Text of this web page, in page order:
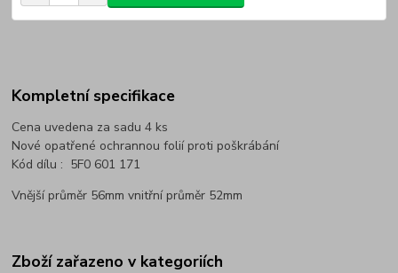
Kompletní specifikace
Cena uvedena za sadu 4 ks
Nové opatřené ochrannou folií proti poškrábání
Kód dílu : 5F0 601 171
Vnější průměr 56mm vnitřní průměr 52mm
Zboží zařazeno v kategoriích